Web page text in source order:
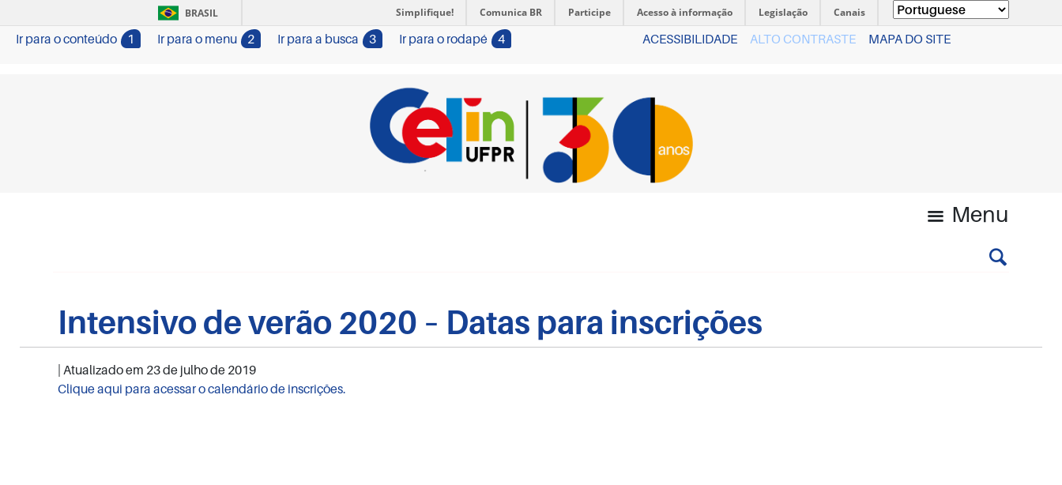
BRASIL Simplifique! Comunica BR Participe Acesso à informação Legislação Canais
Ir para o conteúdo 1 Ir para o menu 2 Ir para a busca 3 Ir para o rodapé 4 ACESSIBILIDADE ALTO CONTRASTE MAPA DO SITE
Menu
Intensivo de verão 2020 – Datas para inscrições
| Atualizado em 23 de julho de 2019
Clique aqui para acessar o calendário de inscrições.